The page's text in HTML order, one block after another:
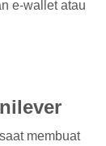
e-wallet atau
membuat